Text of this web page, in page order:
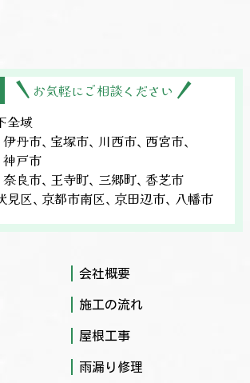
お気軽にご相談ください
全域
伊丹市、宝塚市、川西市、西宮市、
神戸市
奈良市、王寺町、三郷町、香芝市
見区、京都市南区、京田辺市、八幡市
会社概要
施工の流れ
屋根工事
雨漏り修理